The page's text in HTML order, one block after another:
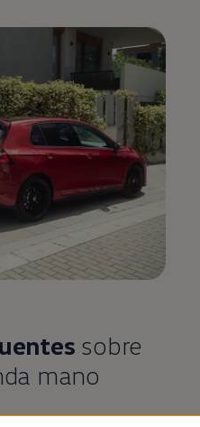
sobre
mano